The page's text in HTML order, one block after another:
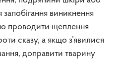
виникнення
проводити щеплення
сказу, а якщо з’явилися
доправити тварину